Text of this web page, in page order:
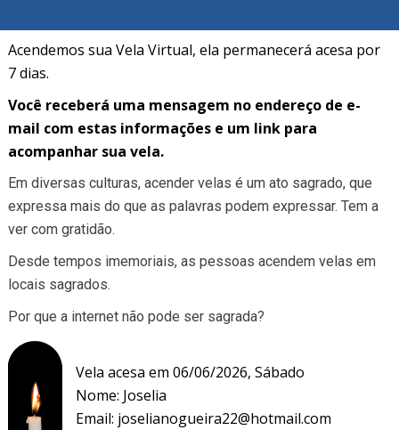
Acendemos sua Vela Virtual, ela permanecerá acesa por
7 dias.
Você receberá uma mensagem no endereço de e-
mail com estas informações e um link para
acompanhar sua vela.
Em diversas culturas, acender velas é um ato sagrado, que
expressa mais do que as palavras podem expressar. Tem a
ver com gratidão.
Desde tempos imemoriais, as pessoas acendem velas em
locais sagrados.
Por que a internet não pode ser sagrada?
Vela acesa em 06/06/2026, Sábado
Nome: Joselia
Email: joselianogueira22@hotmail.com